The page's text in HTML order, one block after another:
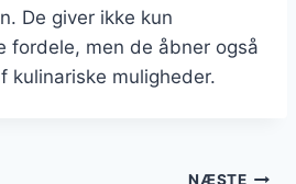
De giver ikke kun
fordele, men de åbner også
kulinariske muligheder.
NÆSTE